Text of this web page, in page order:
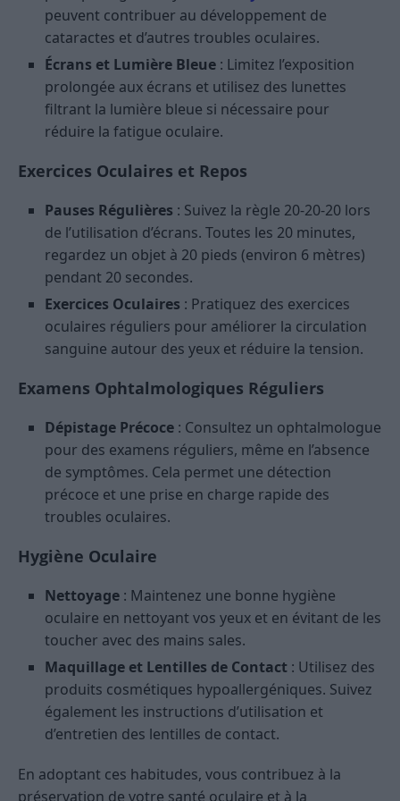
peuvent contribuer au développement de
cataractes et d’autres troubles oculaires.
Écrans et Lumière Bleue : Limitez l’exposition
prolongée aux écrans et utilisez des lunettes
filtrant la lumière bleue si nécessaire pour
réduire la fatigue oculaire.
Exercices Oculaires et Repos
Pauses Régulières : Suivez la règle 20-20-20 lors
de l’utilisation d’écrans. Toutes les 20 minutes,
regardez un objet à 20 pieds (environ 6 mètres)
pendant 20 secondes.
Exercices Oculaires : Pratiquez des exercices
oculaires réguliers pour améliorer la circulation
sanguine autour des yeux et réduire la tension.
Examens Ophtalmologiques Réguliers
Dépistage Précoce : Consultez un ophtalmologue
pour des examens réguliers, même en l’absence
de symptômes. Cela permet une détection
précoce et une prise en charge rapide des
troubles oculaires.
Hygiène Oculaire
Nettoyage : Maintenez une bonne hygiène
oculaire en nettoyant vos yeux et en évitant de les
toucher avec des mains sales.
Maquillage et Lentilles de Contact : Utilisez des
produits cosmétiques hypoallergéniques. Suivez
également les instructions d’utilisation et
d’entretien des lentilles de contact.
En adoptant ces habitudes, vous contribuez à la
préservation de votre santé oculaire et à la